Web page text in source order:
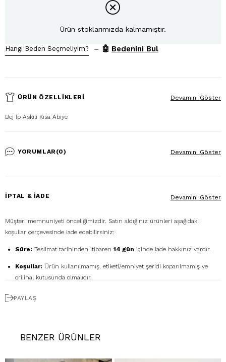
Ürün stoklarımızda kalmamıştır.
Hangi Beden Seçmeliyim? – 🤖 Bedenini Bul
ÜRÜN ÖZELLIKLERI
Bej İp Askılı Kısa Abiye
Devamını Göster
YORUMLAR(0) Devamını Göster
İPTAL & İADE
Müşteri memnuniyeti önceliğimizdir. Satın aldığınız ürünleri aşağıdaki
koşullar çerçevesinde iade edebilirsiniz:
Süre: Teslimat tarihinden itibaren 14 gün içinde iade hakkınız vardır.
Koşullar: Ürün kullanılmamış, etiketi/emniyet şeridi koparılmamış ve
orijinal kutusunda olmalıdır.
Geri Ödeme:
İadeniz onaylandıktan sonra kredi kartı ödemeleri 7 iş
Devamını Göster
PAYLAŞ
BENZER ÜRÜNLER